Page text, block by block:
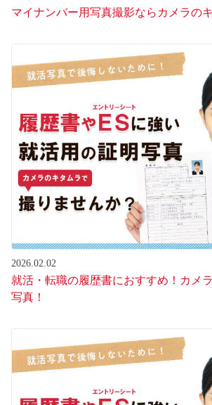
マイナンバー用写真撮影ならカメラの
2026.02.02
就活・転職の履歴書におすすめ！カメ
写真！